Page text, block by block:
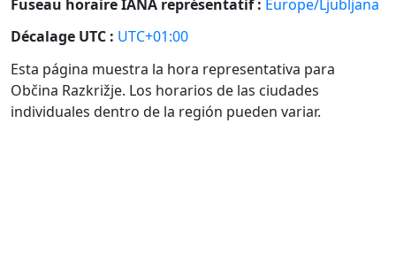
Fuseau horaire IANA représentatif : Europe/Ljubljana
Décalage UTC : UTC+01:00
Esta página muestra la hora representativa para
Občina Razkrižje. Los horarios de las ciudades
individuales dentro de la región pueden variar.